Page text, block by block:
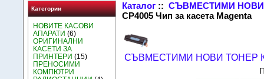
Категории
НОВИТЕ КАСОВИ
АПАРАТИ (6)
ОРИГИНАЛНИ
КАСЕТИ ЗА
ПРИНТЕРИ (15)
ПРЕНОСИМИ
КОМПЮТРИ
Каталог ::СЪВМЕСТИМИ НОВИ
CP4005 Чип за касета Magenta
СЪВМЕСТИМИ НОВИ ТОНЕР